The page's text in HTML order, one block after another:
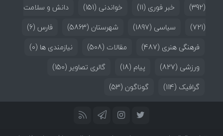
(392)
خبر فوری (11) خواندنی (151)
دانش و سلامت
(721)
سیاسی (1897) شهرستان (5863) فارس (6)
فرهنگی هنری (487) مقالات (508) نیازمندی ها (0)
ورزشی (827) پیام (18) گالری تصاویر (150)
گرافیک (114) گوناگون (53)